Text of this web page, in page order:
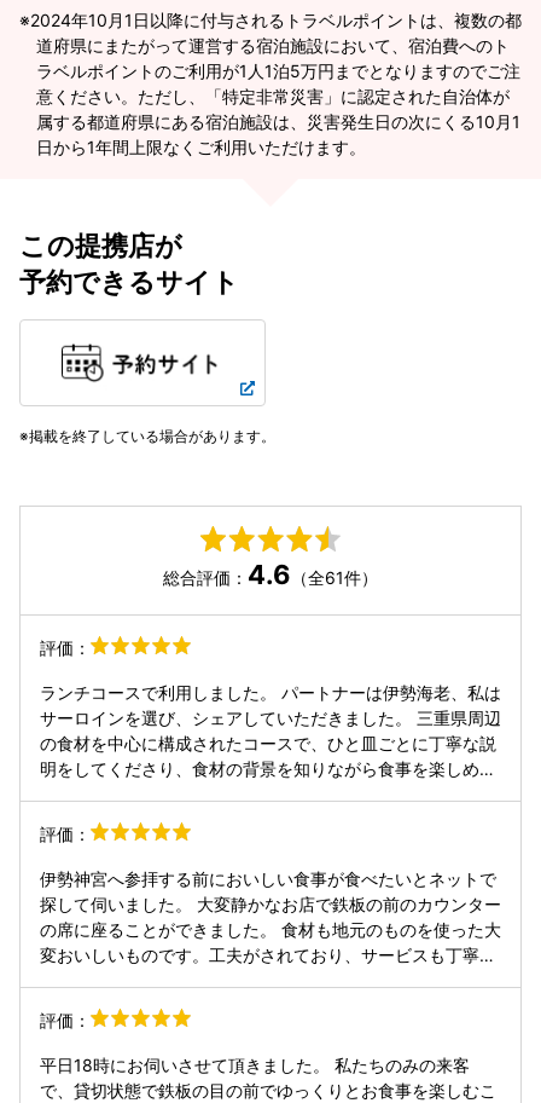
2024年10月1日以降に付与されるトラベルポイントは、複数の都
道府県にまたがって運営する宿泊施設において、宿泊費へのト
ラベルポイントのご利用が1人1泊5万円までとなりますのでご注
意ください。ただし、「特定非常災害」に認定された自治体が
属する都道府県にある宿泊施設は、災害発生日の次にくる10月1
日から1年間上限なくご利用いただけます。
この提携店が
予約できるサイト
掲載を終了している場合があります。
総合評価： 4.6 （全61件）
評価：
ランチコースで利用しました。 パートナーは伊勢海老、私は
サーロインを選び、シェアしていただきました。 三重県周辺
の食材を中心に構成されたコースで、ひと皿ごとに丁寧な説
明をしてくださり、食材の背景を知りながら食事を楽しめる
を活かした繊細な味付けが印象的でした。 特に伊勢海老は身
がしっかりしていて甘みがあり、ソースとのバランスも素晴
らしかったです。サーロインも焼き加減が絶妙で、旨みがし
っかり感じられる一皿でした。 デザートも美しく、まるでア
ートのような盛り付けで、食べるのが少しもったいないほ
ど。 最初から最後まで心地よい時間を過ごすことができまし
落ち着いた雰囲気でゆっくり食事ができるのも魅力だと思い
みたいと思いました。 ✅駐車場あり ✅トイレがとても清潔
評価：
伊勢神宮へ参拝する前においしい食事が食べたいとネットで
探して伺いました。 大変静かなお店で鉄板の前のカウンター
の席に座ることができました。 食材も地元のものを使った大
変おいしいものです。工夫がされており、サービスも丁寧で
評価：
平日18時にお伺いさせて頂きました。 私たちのみの来客
で、貸切状態で鉄板の目の前でゆっくりとお食事を楽しむこ